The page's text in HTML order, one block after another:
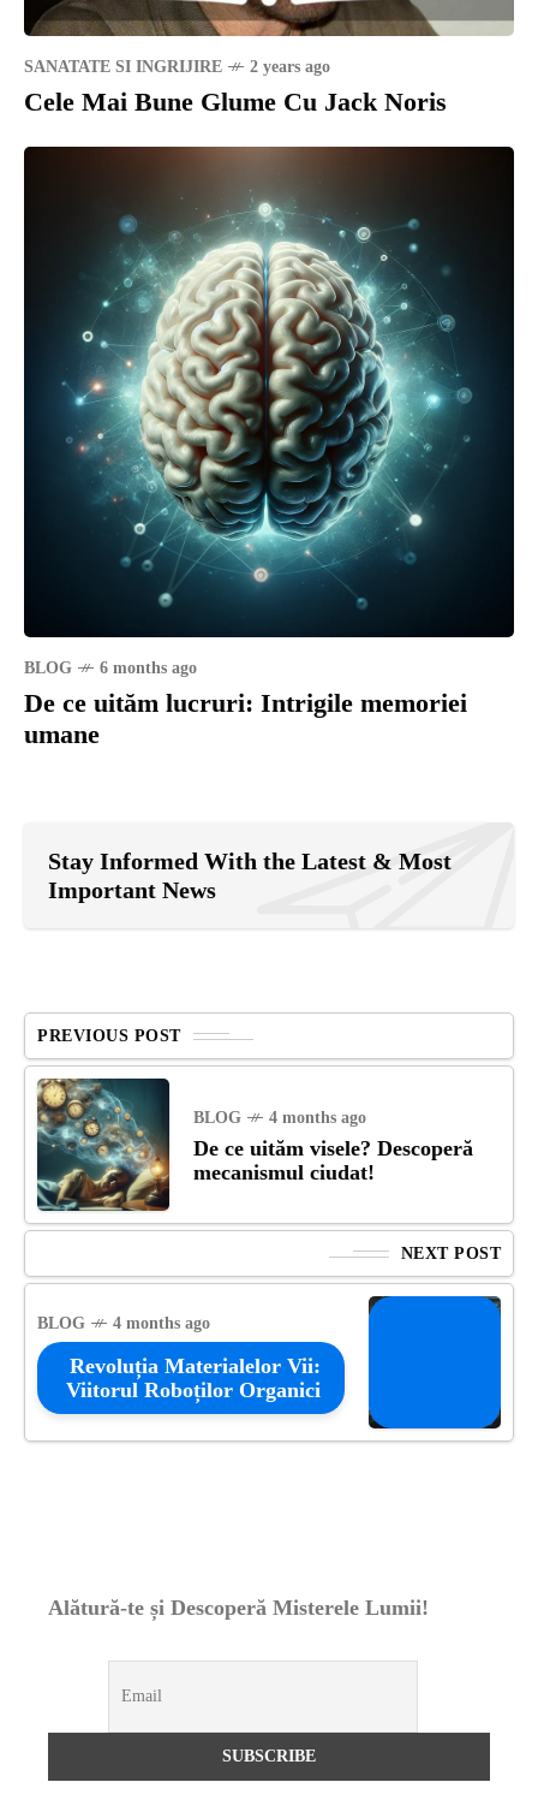
SANATATE SI INGRIJIRE 2 years ago
Cele Mai Bune Glume Cu Jack Noris
BLOG 6 months ago
De ce uităm lucruri: Intrigile memoriei
umane
Stay Informed With the Latest & Most
Important News
PREVIOUS POST
BLOG 4 months ago
De ce uităm visele? Descoperă
mecanismul ciudat!
NEXT POST
BLOG 4 months ago
Revoluția Materialelor Vii:
Viitorul Roboților Organici
Alătură-te și Descoperă Misterele Lumii!